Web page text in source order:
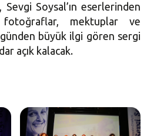
Sevgi Soysal’ın eserlerinden
fotoğraflar, mektuplar ve
büyük ilgi gören sergi
açık kalacak.